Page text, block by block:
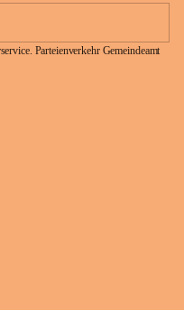
Parteienverkehr Gemeindeamt